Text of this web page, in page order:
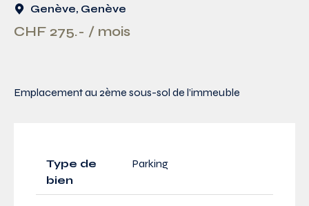
Genève, Genève
CHF 275.- / mois
Emplacement au 2ème sous-sol de l’immeuble
Type de
bien
Parking